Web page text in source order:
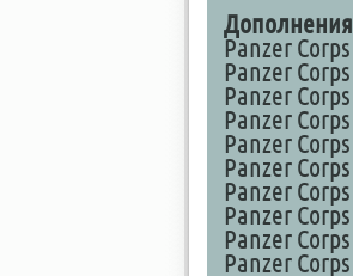
Panzer
Panzer
Panzer
Panzer
Panzer
Panzer
Panzer
Panzer
Panzer
Panzer